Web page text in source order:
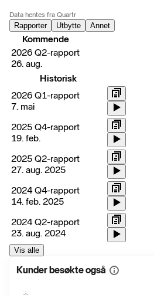
Data hentes fra Quartr
Rapporter Utbytte Annet
Kommende
2026 Q2-rapport
26. aug.
Historisk
2026 Q1-rapport
7. mai
2025 Q4-rapport
19. feb.
2025 Q2-rapport
27. aug. 2025
2024 Q4-rapport
14. feb. 2025
2024 Q2-rapport
23. aug. 2024
Vis alle
Kunder besøkte også Vis